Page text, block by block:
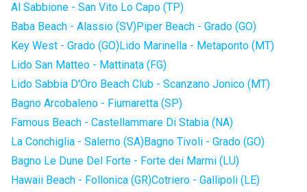
Al Sabbione - San Vito Lo Capo (TP)
Baba Beach - Alassio (SV)Piper Beach - Grado (GO)
Key West - Grado (GO)Lido Marinella - Metaponto (MT)
Lido San Matteo - Mattinata (FG)
Lido Sabbia D'Oro Beach Club - Scanzano Jonico (MT)
Bagno Arcobaleno - Fiumaretta (SP)
Famous Beach - Castellammare Di Stabia (NA)
La Conchiglia - Salerno (SA)Bagno Tivoli - Grado (GO)
Bagno Le Dune Del Forte - Forte dei Marmi (LU)
Hawaii Beach - Follonica (GR)Cotriero - Gallipoli (LE)